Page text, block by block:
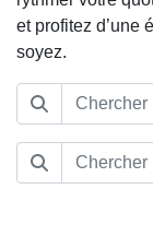
et profitez d’une
soyez.